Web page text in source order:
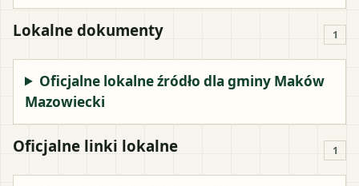
Lokalne dokumenty 1
Oficjalne lokalne źródło dla gminy Maków
Mazowiecki
Oficjalne linki lokalne 1